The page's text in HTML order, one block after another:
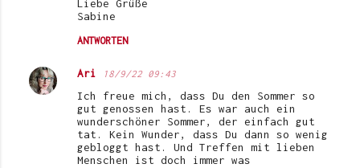
Liebe Grüße
Sabine
ANTWORTEN
Ari 18/9/22 09:43
Ich freue mich, dass Du den Sommer so
gut genossen hast. Es war auch ein
wunderschöner Sommer, der einfach gut
tat. Kein Wunder, dass Du dann so wenig
gebloggt hast. Und Treffen mit lieben
Menschen ist doch immer was